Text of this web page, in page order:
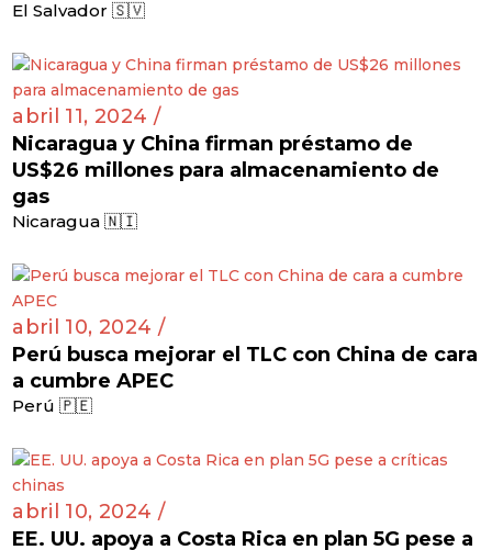
El Salvador 🇸🇻
abril 11, 2024 /
Nicaragua y China firman préstamo de
US$26 millones para almacenamiento de
gas
Nicaragua 🇳🇮
abril 10, 2024 /
Perú busca mejorar el TLC con China de cara
a cumbre APEC
Perú 🇵🇪
abril 10, 2024 /
EE. UU. apoya a Costa Rica en plan 5G pese a